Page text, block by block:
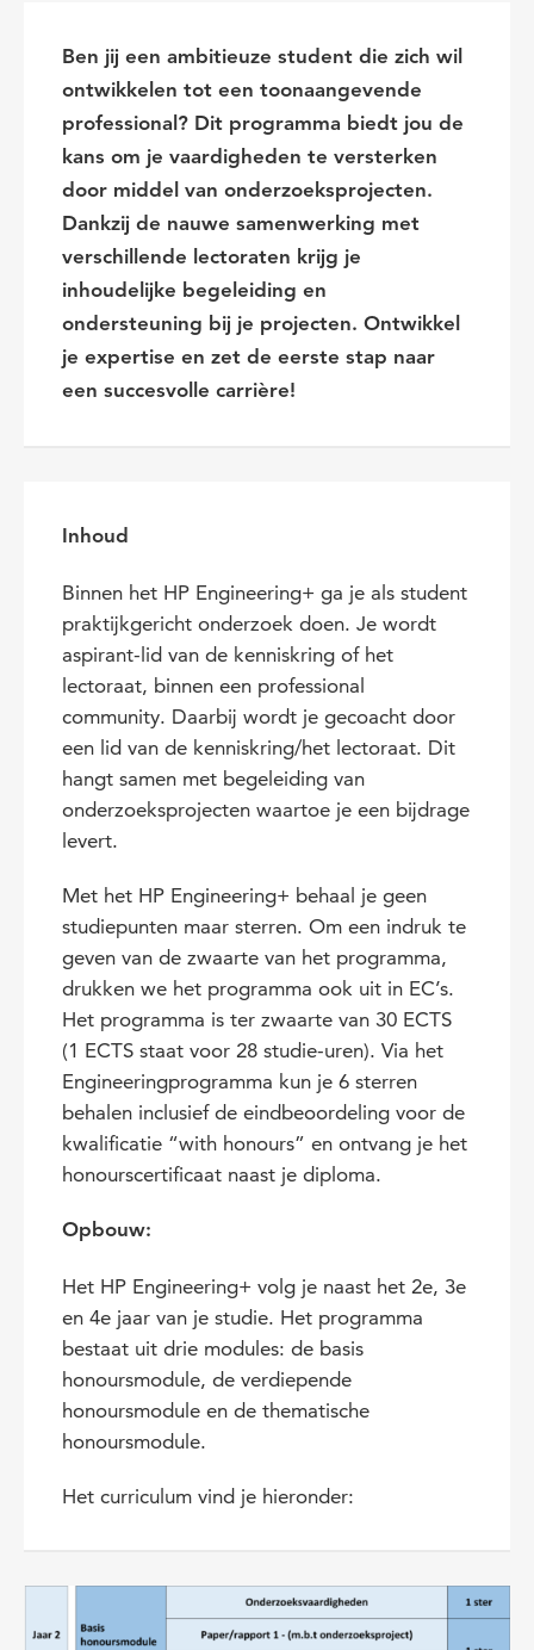
Ben jij een ambitieuze student die zich wil
ontwikkelen tot een toonaangevende
professional? Dit programma biedt jou de
kans om je vaardigheden te versterken
door middel van onderzoeksprojecten.
Dankzij de nauwe samenwerking met
verschillende lectoraten krijg je
inhoudelijke begeleiding en
ondersteuning bij je projecten. Ontwikkel
je expertise en zet de eerste stap naar
een succesvolle carrière!
Inhoud
Binnen het HP Engineering+ ga je als student
praktijkgericht onderzoek doen. Je wordt
aspirant-lid van de kenniskring of het
lectoraat, binnen een professional
community. Daarbij wordt je gecoacht door
een lid van de kenniskring/het lectoraat. Dit
hangt samen met begeleiding van
onderzoeksprojecten waartoe je een bijdrage
levert.
Met het HP Engineering+ behaal je geen
studiepunten maar sterren. Om een indruk te
geven van de zwaarte van het programma,
drukken we het programma ook uit in EC’s.
Het programma is ter zwaarte van 30 ECTS
(1 ECTS staat voor 28 studie-uren). Via het
Engineeringprogramma kun je 6 sterren
behalen inclusief de eindbeoordeling voor de
kwalificatie “with honours” en ontvang je het
honourscertificaat naast je diploma.
Opbouw:
Het HP Engineering+ volg je naast het 2e, 3e
en 4e jaar van je studie. Het programma
bestaat uit drie modules: de basis
honoursmodule, de verdiepende
honoursmodule en de thematische
honoursmodule.
Het curriculum vind je hieronder: